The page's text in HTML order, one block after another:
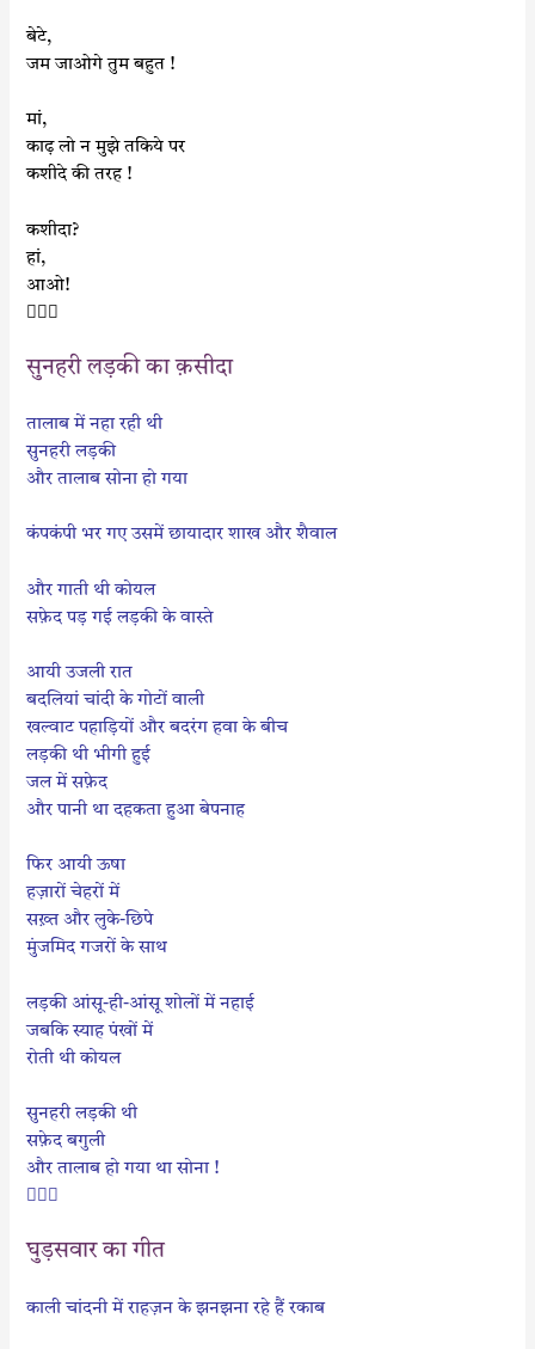
बेटे,
जम जाओगे तुम बहुत !
मां,
काढ़ लो न मुझे तकिये पर
कशीदे की तरह !
कशीदा?
हां,
आओ!

सुनहरी लड़की का क़सीदा
तालाब में नहा रही थी
सुनहरी लड़की
और तालाब सोना हो गया
कंपकंपी भर गए उसमें छायादार शाख और शैवाल
और गाती थी कोयल
सफ़ेद पड़ गई लड़की के वास्ते
आयी उजली रात
बदलियां चांदी के गोटों वाली
खल्वाट पहाड़ियों और बदरंग हवा के बीच
लड़की थी भीगी हुई
जल में सफ़ेद
और पानी था दहकता हुआ बेपनाह
फिर आयी ऊषा
हज़ारों चेहरों में
सख़्त और लुके-छिपे
मुंजमिद गजरों के साथ
लड़की आंसू-ही-आंसू शोलों में नहाई
जबकि स्याह पंखों में
रोती थी कोयल
सुनहरी लड़की थी
सफ़ेद बगुली
और तालाब हो गया था सोना !

घुड़सवार का गीत
काली चांदनी में राहज़न के झनझना रहे हैं रकाब